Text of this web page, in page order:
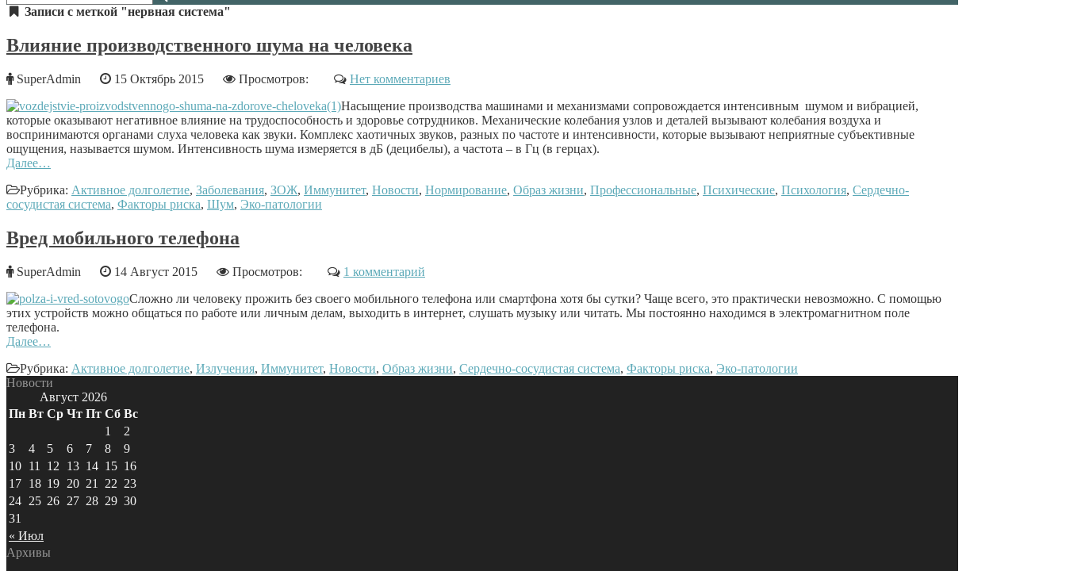
Записи с меткой "нервная система"
Влияние производственного шума на человека
SuperAdmin 15 Октябрь 2015 Просмотров:
Нет комментариев
Насыщение производства машинами и механизмами сопровождается интенсивным шумом и вибрацией,
которые оказывают негативное влияние на трудоспособность и здоровье сотрудников. Механические колебания узлов и деталей вызывают колебания воздуха и
воспринимаются органами слуха человека как звуки. Комплекс хаотичных звуков, разных по частоте и интенсивности, которые вызывают неприятные субъективные
ощущения, называется шумом. Интенсивность шума измеряется в дБ (децибелы), а частота – в Гц (в герцах).
Далее…
Рубрика: Активное долголетие, Заболевания, ЗОЖ, Иммунитет, Новости, Нормирование, Образ жизни, Профессиональные, Психические, Психология, Сердечно-
сосудистая система, Факторы риска, Шум, Эко-патологии
Вред мобильного телефона
SuperAdmin 14 Август 2015 Просмотров:
1 комментарий
Сложно ли человеку прожить без своего мобильного телефона или смартфона хотя бы сутки? Чаще всего, это практически невозможно. С помощью
этих устройств можно общаться по работе или личным делам, выходить в интернет, слушать музыку или читать. Мы постоянно находимся в электромагнитном поле
телефона.
Далее…
Рубрика: Активное долголетие, Излучения, Иммунитет, Новости, Образ жизни, Сердечно-сосудистая система, Факторы риска, Эко-патологии
Новости
Август 2026
Пн Вт Ср Чт Пт Сб Вс
« Июл
1
2
3
4 5 6 7 8
9
10 11 12 13 14 15 16
17 18 19 20 21 22 23
24 25 26 27 28 29 30
31
Архивы